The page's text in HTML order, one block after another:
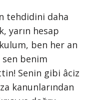
tehdidini daha
yarın hesap
kulum, ben her an
benim
Senin gibi âciz
kanunlarından